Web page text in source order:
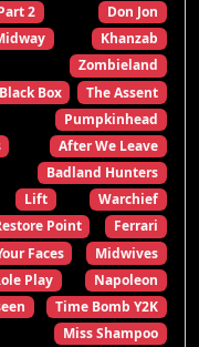
2
Don Jon
Khanzab
Zombieland
Black Box
The Assent
Pumpkinhead
After We Leave
Badland Hunters
Lift
Warchief
Point
Ferrari
Faces
Midwives
Play
Napoleon
Time Bomb Y2K
Miss Shampoo